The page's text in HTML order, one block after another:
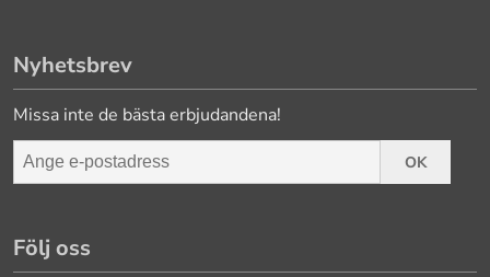
Nyhetsbrev
Missa inte de bästa erbjudandena!
OK
Följ oss